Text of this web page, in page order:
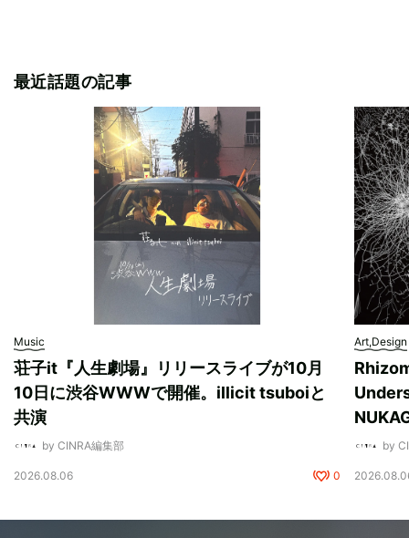
最近話題の記事
Music
荘子it『人生劇場』リリースライブが10月
10日に渋谷WWWで開催。illicit tsuboiと
共演
by CINRA編集部
2026.08.06 0
Art,Design
by